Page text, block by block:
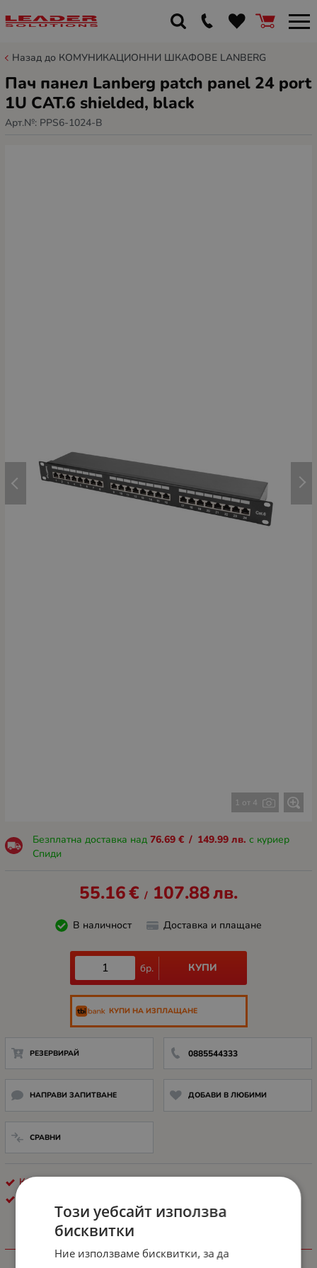
Назад до КОМУНИКАЦИОННИ ШКАФОВЕ LANBERG
Пач панел Lanberg patch panel 24 port
1U CAT.6 shielded, black
Арт.№: PPS6-1024-B
1 от 4
Безплатна доставка над 76.69 € / 149.99 лв. с куриер
Спиди
55.16€ / 107.88лв.
В наличност Доставка и плащане
бр. КУПИ
КУПИ НА ИЗПЛАЩАНЕ
РЕЗЕРВИРАЙ 0885544333
НАПРАВИ ЗАПИТВАНЕ ДОБАВИ В ЛЮБИМИ
СРАВНИ
КОМУНИКАЦИОННИ ШКАФОВЕ
ХАРАКТЕРИСТИКИ
Този уебсайт използва
бисквитки
Ние използваме бисквитки, за да